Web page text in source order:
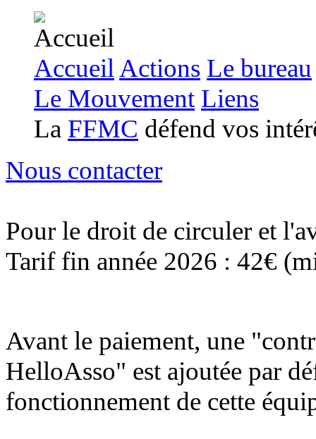
Accueil Actions Le bureau
Le Mouvement Liens
La FFMC défend vos
Nous contacter
Pour le droit de circuler et
Tarif fin année 2026 : 42€
Avant le paiement, une
HelloAsso" est ajoutée par
fonctionnement de cette